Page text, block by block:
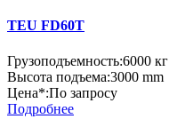
TEU FD60Т
Грузоподъемность:6000 кг
Высота подъема:3000 mm
Цена*:По запросу
Подробнее